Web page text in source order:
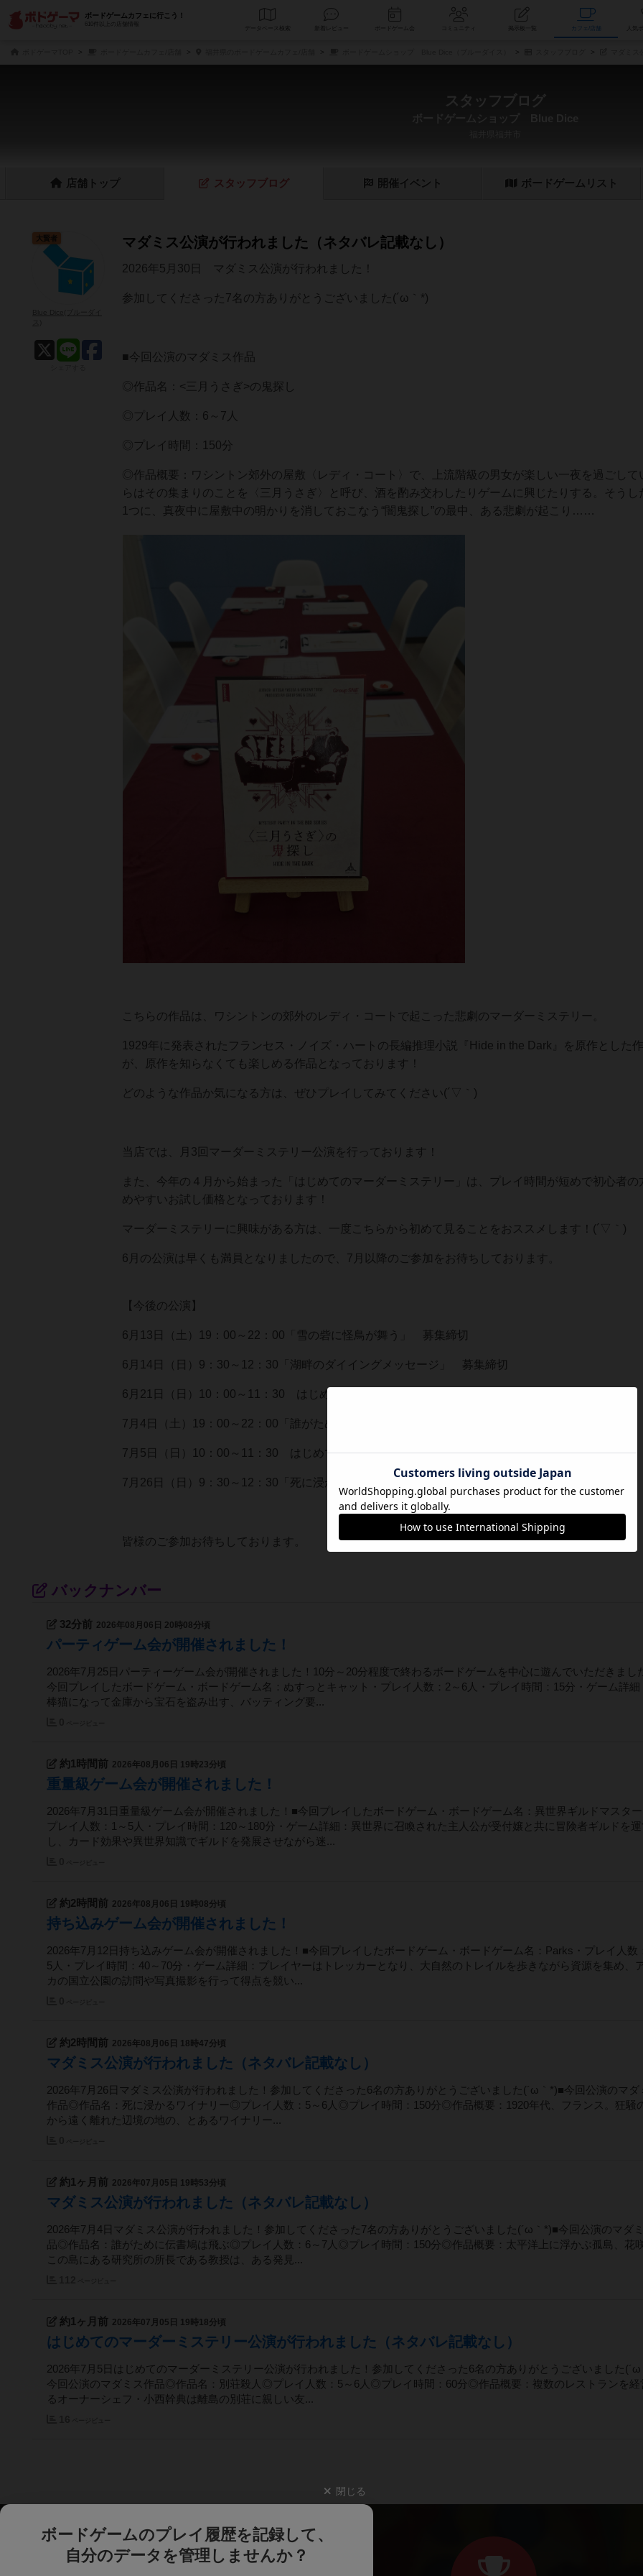
ボードゲームカフェに行こう！
610件以上の店舗情報
データベース コミュニティ 掲示板一覧
スタッフブログ
店舗 トップ スタッフ ブログ 開催イベント ボードゲーム リスト
マダミス公演が行われました（ネタバレ記載なし）
2026年5月30日 マダミス公演が行われました！
参加してくださった7名の方ありがとうございました(´ω｀*)
■今回公演のマダミス作品
◎作品名：<三月うさぎ>の鬼探し
◎プレイ人数：6～7人
◎プレイ時間：150分
◎作品概要：ワシントン郊外の屋敷〈レディ・コート〉で、上流階級の男女が楽しい一夜を過ごして
らはその集まりのことを〈三月うさぎ〉と呼び、酒を酌み交わしたりゲームに興じたりする。そうし
1つに、真夜中に屋敷中の明かりを消しておこなう“闇鬼探し”の最中、ある悲劇が起こり……
こちらの作品は、ワシントンの郊外のレディ・コートで起こった悲劇のマーダーミステリー。
1929年に発表されたフランセス・ノイズ・ハートの長編推理小説『Hide in the Dark』を原作とした作
が、原作を知らなくても楽しめる作品となっております！
どのような作品か気になる方は、ぜひプレイしてみてください(´▽｀)
当店では、月3回マーダーミステリー公演を行っております！
また、今年の４月から始まった「はじめてのマーダーミステリー」は、プレイ時間が短めで初心者の
めやすいお試し価格となっております！
マーダーミステリーに興味がある方は、一度こちらから初めて見ることをおススメします！(´▽｀)
6月の公演は早くも満員となりましたので、7月以降のご参加をお待ちしております。
【今後の公演】
6月13日（土）19：00～22：00「雪の砦に怪鳥が舞う」 募集締切
6月14日（日）9：30～12：30「湖畔のダイイングメッセージ」 募集締切
6月21日（日）10：00～11：30 はじめてのマーダーミステリー「霧落峠」 募集締切
7月4日（土）19：00～22：00「誰がために伝書鳩は飛ぶ」 残り7名募集
7月5日（日）10：00～11：30 はじめてのマーダーミステリー「別荘殺人」 残り５名募集
7月26日（日）9：30～12：30「死に浸かるワイナリー」 残り6名募集
皆様のご参加お待ちしております。
大賢者
バックナンバー
32分前 2026年08月06日 20時08分頃
パーティゲーム会が開催されました！
2026年7月25日パーティーゲーム会が開催されました！10分～20分程度で終わるボードゲームを中心に遊んでいただきまし
今回プレイしたボードゲーム・ボードゲーム名：ぬすっとキャット・プレイ人数：2～6人・プレイ時間：15分・ゲーム詳細
棒猫になって金庫から宝石を盗み出す、バッティング要...
約1時間前 2026年08月06日 19時23分頃
重量級ゲーム会が開催されました！
2026年7月31日重量級ゲーム会が開催されました！■今回プレイしたボードゲーム・ボードゲーム名：異世界ギルドマスター
プレイ人数：1～5人・プレイ時間：120～180分・ゲーム詳細：異世界に召喚された主人公が受付嬢と共に冒険者ギルドを運
し、カード効果や異世界知識でギルドを発展させながら迷...
約2時間前 2026年08月06日 19時08分頃
持ち込みゲーム会が開催されました！
2026年7月12日持ち込みゲーム会が開催されました！■今回プレイしたボードゲーム・ボードゲーム名：Parks・プレイ人数
5人・プレイ時間：40～70分・ゲーム詳細：プレイヤーはトレッカーとなり、大自然のトレイルを歩きながら資源を集め、
カの国立公園の訪問や写真撮影を行って得点を競い...
約2時間前 2026年08月06日 18時47分頃
マダミス公演が行われました（ネタバレ記載なし）
2026年7月26日マダミス公演が行われました！参加してくださった6名の方ありがとうございました(´ω｀*)■今回公演のマダ
作品◎作品名：死に浸かるワイナリー◎プレイ人数：5～6人◎プレイ時間：150分◎作品概要：1920年代、フランス。狂騒
から遠く離れた辺境の地の、とあるワイナリー...
約1ヶ月前 2026年07月05日 19時53分頃
マダミス公演が行われました（ネタバレ記載なし）
2026年7月4日マダミス公演が行われました！参加してくださった7名の方ありがとうございました(´ω｀*)■今回公演のマダ
品◎作品名：誰がために伝書鳩は飛ぶ◎プレイ人数：6～7人◎プレイ時間：150分◎作品概要：太平洋上に浮かぶ孤島、花咲
この島にある研究所の所長である教授は、ある発見...
約1ヶ月前 2026年07月05日 19時18分頃
はじめてのマーダーミステリー公演が行われました（ネタバレ記載なし）
2026年7月5日はじめてのマーダーミステリー公演が行われました！参加してくださった6名の方ありがとうございました
今回公演のマダミス作品◎作品名：別荘殺人◎プレイ人数：5～6人◎プレイ時間：60分◎作品概要：複数のレストランを経
るオーナーシェフ・小西幹典は離島の別荘に親しい友...
閉じる
ボードゲームのプレイ履歴を記録して、
自分のデータを管理しませんか？